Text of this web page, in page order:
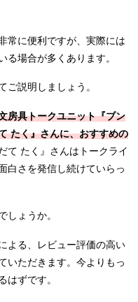
常に便利ですが、実際には
る場合が多くあります。
ご説明しましょう。
房具トークユニット『ブン
たく』さんに、おすすめの
だて たく』さんはトークライ
白さを発信し続けていらっ
しょうか。
よる、レビュー評価の高い
いただきます。今よりもっ
はずです。